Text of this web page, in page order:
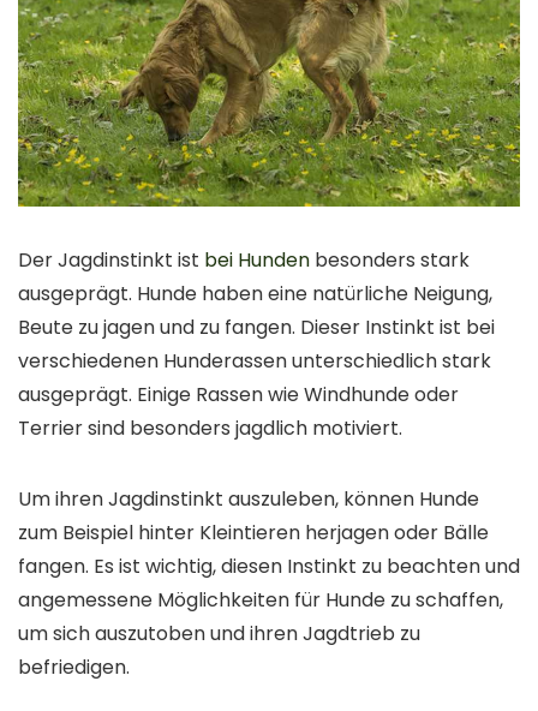
Der Jagdinstinkt ist bei Hunden besonders stark
ausgeprägt. Hunde haben eine natürliche Neigung,
Beute zu jagen und zu fangen. Dieser Instinkt ist bei
verschiedenen Hunderassen unterschiedlich stark
ausgeprägt. Einige Rassen wie Windhunde oder
Terrier sind besonders jagdlich motiviert.
Um ihren Jagdinstinkt auszuleben, können Hunde
zum Beispiel hinter Kleintieren herjagen oder Bälle
fangen. Es ist wichtig, diesen Instinkt zu beachten und
angemessene Möglichkeiten für Hunde zu schaffen,
um sich auszutoben und ihren Jagdtrieb zu
befriedigen.